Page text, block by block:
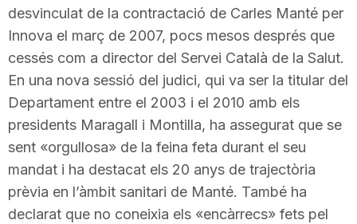
a
t
d
desvinculat de la contractació de Carles Manté per
Innova el març de 2007, pocs mesos després que
cessés com a director del Servei Català de la Salut.
En una nova sessió del judici, qui va ser la titular del
Departament entre el 2003 i el 2010 amb els
presidents Maragall i Montilla, ha assegurat que se
sent «orgullosa» de la feina feta durant el seu
mandat i ha destacat els 20 anys de trajectòria
prèvia en l’àmbit sanitari de Manté. També ha
declarat que no coneixia els «encàrrecs» fets pel